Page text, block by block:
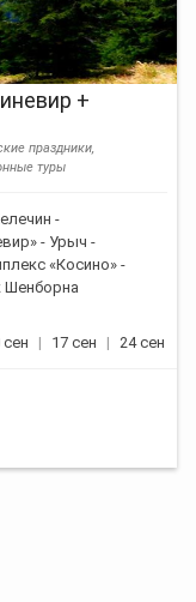
+
праздники,
туры
-
- Урыч -
«Косино» -
Шенборна
сен 17 сен 24 сен